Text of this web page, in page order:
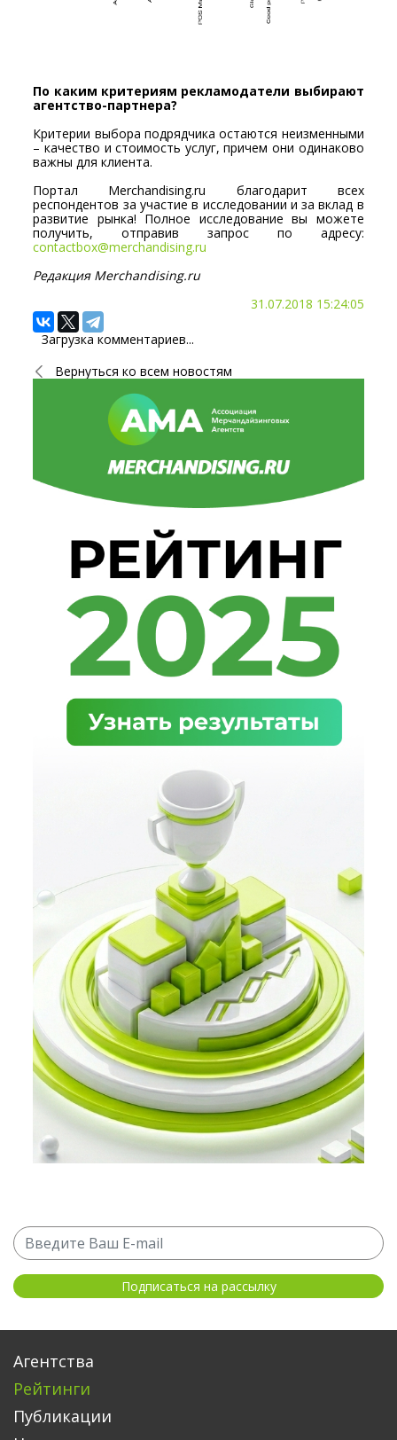
По каким критериям рекламодатели выбирают
агентство-партнера?
Критерии выбора подрядчика остаются неизменными
– качество и стоимость услуг, причем они одинаково
важны для клиента.
Портал Merchandising.ru благодарит всех
респондентов за участие в исследовании и за вклад в
развитие рынка! Полное исследование вы можете
получить, отправив запрос по адресу:
contactbox@merchandising.ru
Редакция Merchandising.ru
31.07.2018 15:24:05
Загрузка комментариев...
Вернуться ко всем новостям
Агентства
Рейтинги
Публикации